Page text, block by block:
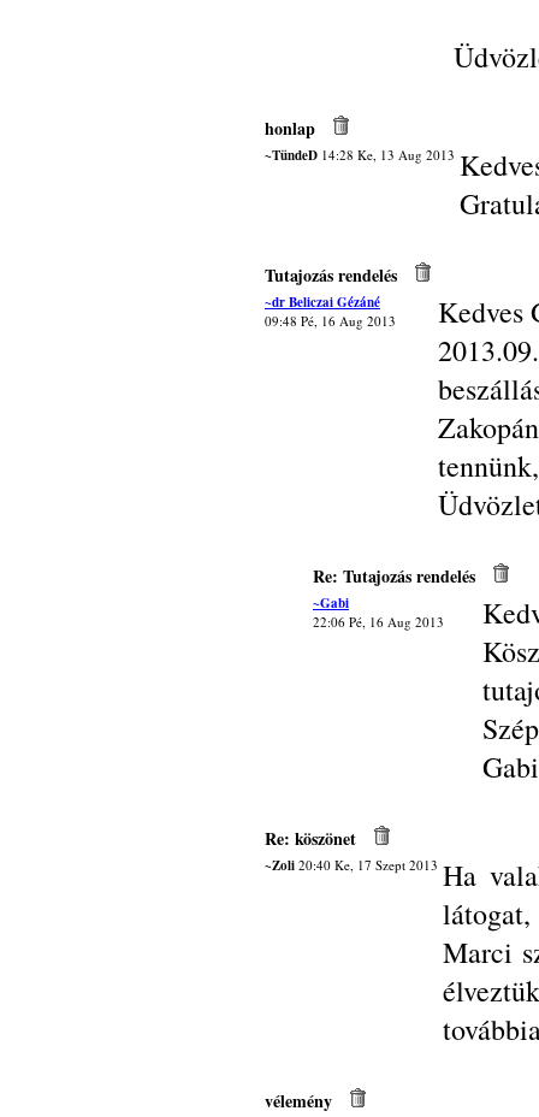
honlap
~TündeD 14:28 Ke, 13 Aug 2013
Tutajozás rendelés
~dr Beliczai Gézáné
09:48 Pé, 16 Aug 2013
Kedves
Re: Tutajozás rendelés
~Gabi
22:06 Pé, 16 Aug 2013
Gabi
Re: köszönet
~Zoli 20:40 Ke, 17 Szept 2013 Ha
Marci
vélemény